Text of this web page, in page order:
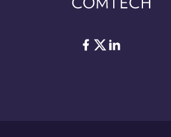
Facebook
Twitter
LinkedIn